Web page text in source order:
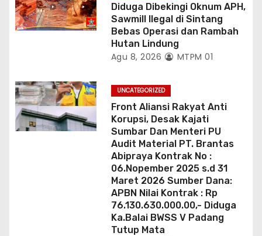
Diduga Dibekingi Oknum APH,
Sawmill Ilegal di Sintang
Bebas Operasi dan Rambah
Hutan Lindung
Agu 8, 2026 MTPM 01
UNCATEGORIZED
Front Aliansi Rakyat Anti
Korupsi, Desak Kajati
Sumbar Dan Menteri PU
Audit Material PT. Brantas
Abipraya Kontrak No :
06.Nopember 2025 s.d 31
Maret 2026 Sumber Dana:
APBN Nilai Kontrak : Rp
76.130.630.000.00,- Diduga
Ka.Balai BWSS V Padang
Tutup Mata